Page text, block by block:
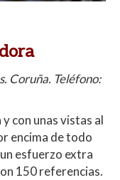
Coruña. Teléfono:
con unas vistas al
encima de todo
esfuerzo extra
150 referencias.